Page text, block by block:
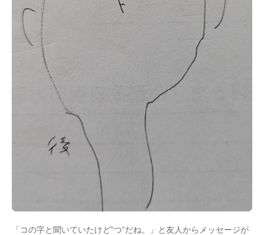
「コの字と聞いていたけど”つ”だね。」と友人からメッセージが